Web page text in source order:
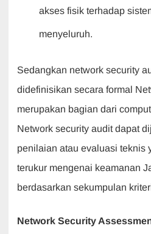
akses fisik terhadap
menyeluruh.
Sedangkan network security
didefinisikan secara formal
merupakan bagian dari
Network security audit dapat
penilaian atau evaluasi teknis
terukur mengenai keamanan
berdasarkan sekumpulan
Network Security